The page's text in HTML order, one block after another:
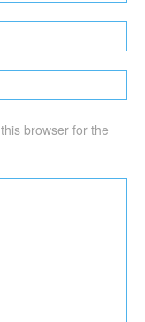
browser for the